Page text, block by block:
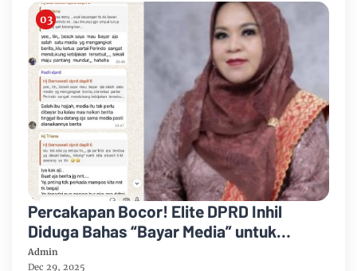
Percakapan Bocor! Elite DPRD Inhil
Diduga Bahas “Bayar Media” untuk
Dukung Kebijakan
Admin
Dec 29, 2025